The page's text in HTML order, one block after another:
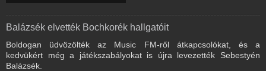
Balázsék elvették Bochkorék hallgatóit
Boldogan üdvözölték az Music FM-ről átkapcsolókat, és a
kedvükért még a játékszabályokat is újra levezették Sebestyén
Balázsék.